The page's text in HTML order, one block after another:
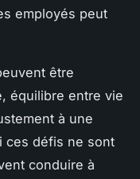
employés peut
être
équilibre entre vie
à une
ces défis ne sont
conduire à